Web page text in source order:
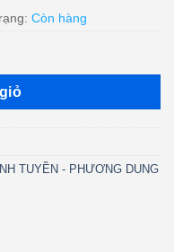
Còn hàng
TUYỀN - PHƯƠNG DUNG